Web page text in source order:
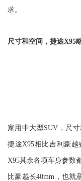
求。
尺寸和空间，捷途X95
家用中大型SUV，尺
捷途X95相比吉利豪
X95其余各项车身参数
比豪越长40mm，也就